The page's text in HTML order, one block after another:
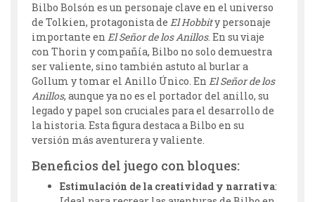
Bilbo Bolsón es un personaje clave en el universo
de Tolkien, protagonista de El Hobbity personaje
importante en El Señor de los Anillos. En su viaje
con Thorin y compañía, Bilbo no solo demuestra
ser valiente, sino también astuto al burlar a
Gollum y tomar el Anillo Único. En El Señor de los
Anillos, aunque ya no es el portador del anillo, su
legado y papel son cruciales para el desarrollo de
la historia. Esta figura destaca a Bilbo en su
versión más aventurera y valiente.
Beneficios del juego con bloques:
Estimulación de la creatividad y narrativa: